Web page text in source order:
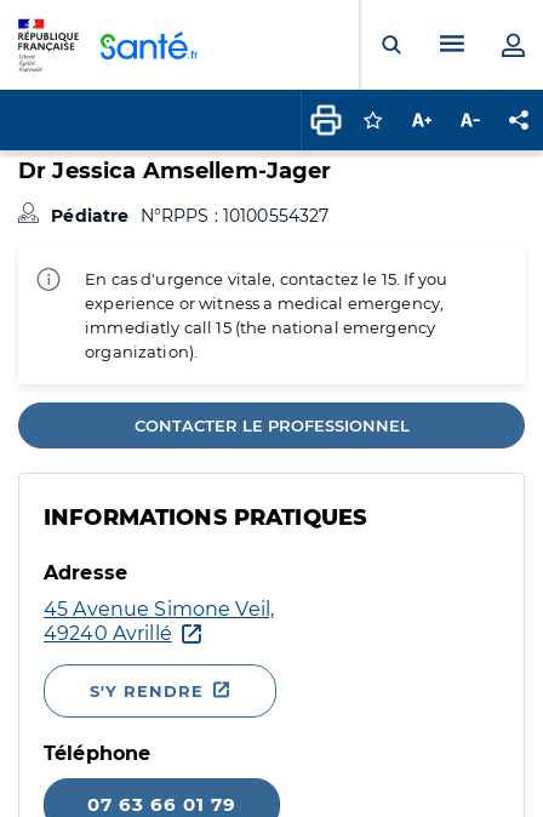
Ouvrir laMenu
Connectez-vous
Augmenter la
Dr Jessica Amsellem-Jager
Pédiatre N°RPPS : 10100554327
En cas d'urgence vitale, contactez le 15. If you
experience or witness a medical emergency,
immediatly call 15 (the national emergency
organization).
CONTACTER LE PROFESSIONNEL
INFORMATIONS PRATIQUES
Adresse
45 Avenue Simone Veil,
49240 Avrillé
S'Y RENDRE
Téléphone
07 63 66 01 79